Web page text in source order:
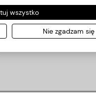
sprzedawana bez
Uszkodzenia
wszystko
Nie zgadzam się